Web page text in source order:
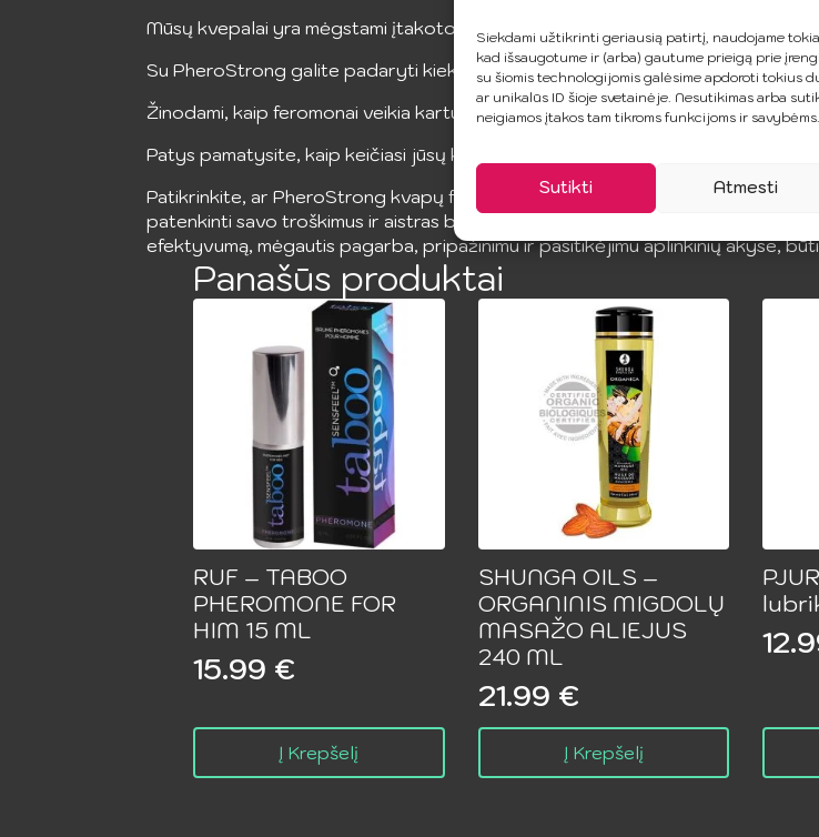
Siekdami užtikrinti geriausią patirtį, naudojame
kad išsaugotume ir (arba) gautume prieigą prie
su šiomis technologijomis galėsime apdoroti tokius
ar unikalūs ID šioje svetainėje. Nesutikimas arba
neigiamos įtakos tam tikroms funkcijoms ir savybėms.
Sutikti Atmesti
Mūsų kvepalai yra mėgstami įtakotojų visame pasaulyje.
Su PheroStrong galite padaryti kiekvieną pasimatymą sėkmingą, o kiekvienas
Žinodami, kaip feromonai veikia kartu su tinkama kvapų kompozicija ir kaip
Patys pamatysite, kaip keičiasi jūsų kasdieniai ir profesiniai santykiai, kaip
Patikrinkite, ar PheroStrong kvapų feromonai padės jums sužadinti troškimą
patenkinti savo troškimus ir aistras be jokių suvaržymų, įgyti pasitikėjimo ir
efektyvumą, mėgautis pagarba, pripažinimu ir pasitikėjimu aplinkinių akyse, būti
Panašūs produktai
RUF – TABOO
PHEROMONE FOR
HIM 15 ML
15.99 €
Į Krepšelį
SHUNGA OILS –
ORGANINIS MIGDOLŲ
MASAŽO ALIEJUS
240 ML
21.99 €
Į Krepšelį